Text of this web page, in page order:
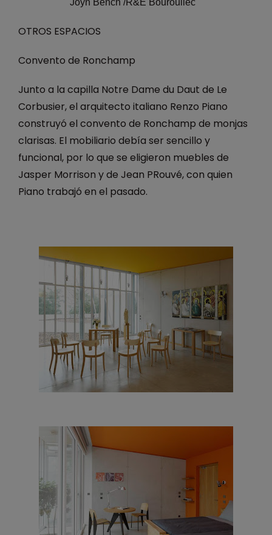
Joyn Bench /R&E Bouroullec
OTROS ESPACIOS
Convento de Ronchamp
Junto a la capilla Notre Dame du Daut de Le
Corbusier, el arquitecto italiano Renzo Piano
construyó el convento de Ronchamp de monjas
clarisas. El mobiliario debía ser sencillo y
funcional, por lo que se eligieron muebles de
Jasper Morrison y de Jean PRouvé, con quien
Piano trabajó en el pasado.